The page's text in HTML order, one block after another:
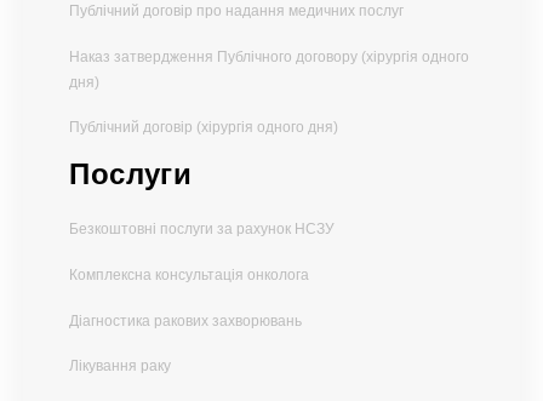
Публічний договір про надання медичних послуг
Наказ затвердження Публічного договору (хірургія одного
дня)
Публічний договір (хірургія одного дня)
Послуги
Безкоштовні послуги за рахунок НСЗУ
Комплексна консультація онколога
Діагностика ракових захворювань
Лікування раку